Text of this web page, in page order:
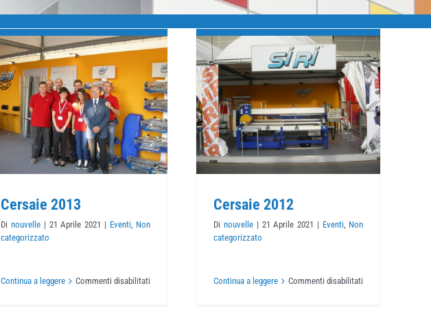
Cersaie 2013
Di nouvelle | 21 Aprile 2021 | Eventi, Non
categorizzato
Continua a leggere Commenti disabilitati
Cersaie 2012
Eventi Non categorizzato
Cersaie 2012
Di nouvelle | 21 Aprile 2021 | Eventi, Non
categorizzato
Continua a leggere Commenti disabilitati